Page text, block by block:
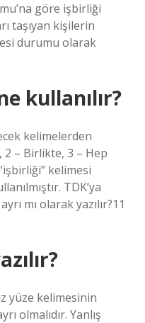
göre işbirliği
taşıyan kişilerin
durumu olarak
kullanılır?
kelimelerden
2 – Birlikte, 3 – Hep
kelimesi
TDK’ya
mı olarak yazılır?11
yüze kelimesinin
olmalıdır. Yanlış